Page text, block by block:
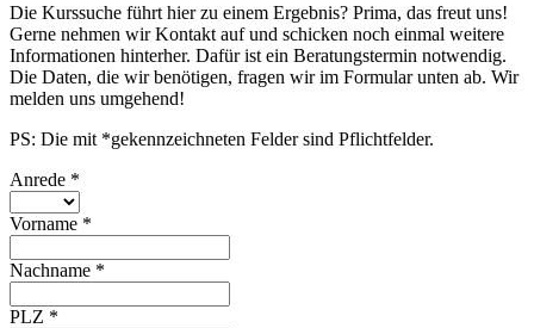
Die Kurssuche führt hier zu einem Ergebnis? Prima, das freut uns!
Gerne nehmen wir Kontakt auf und schicken noch einmal weitere
Informationen hinterher. Dafür ist ein Beratungstermin notwendig.
Die Daten, die wir benötigen, fragen wir im Formular unten ab. Wir
melden uns umgehend!
PS: Die mit *gekennzeichneten Felder sind Pflichtfelder.
Anrede *
Vorname *
Nachname *
PLZ *